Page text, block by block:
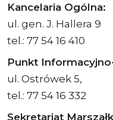
Kancelaria Ogólna:
ul. gen. J. Hallera 9
tel.: 77 54 16 410
Punkt
ul. Ostrówek 5,
tel.: 77 54 16 332
Sekretariat